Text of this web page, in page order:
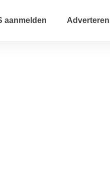
aanmelden Adverteren